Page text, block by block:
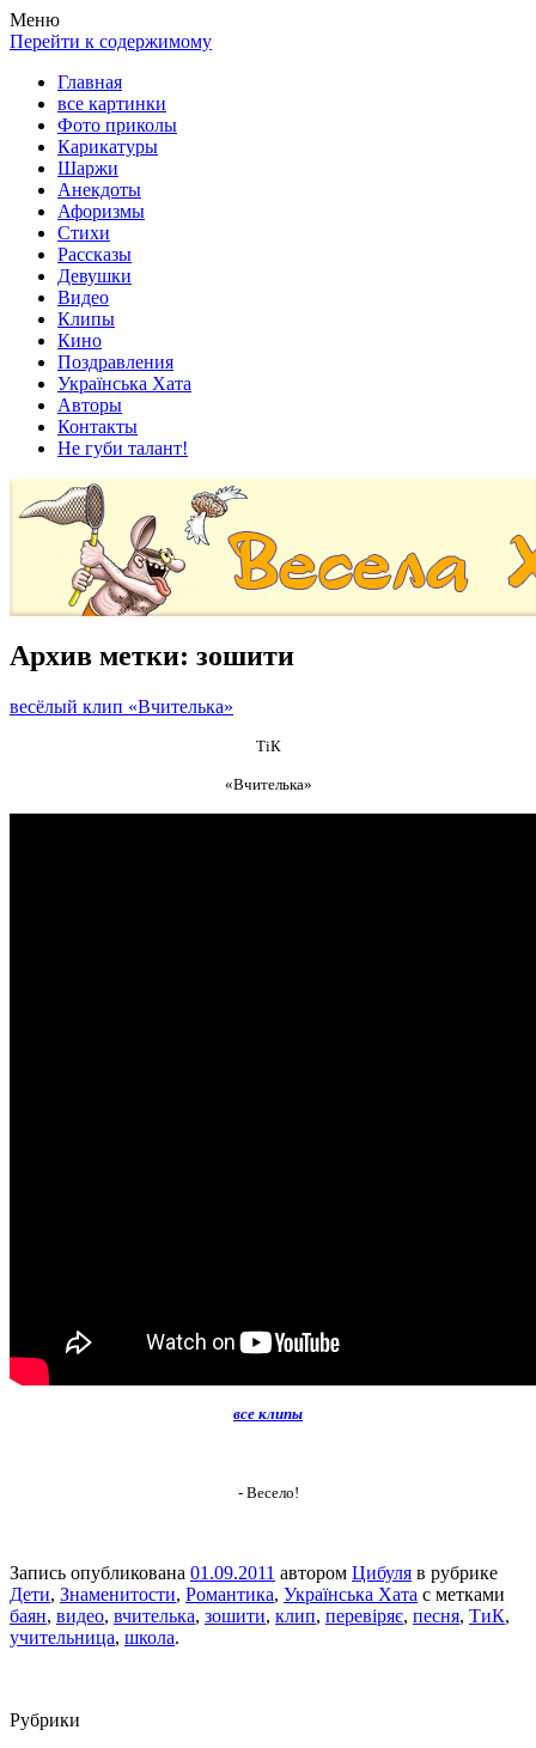
Весела хата — прикольные картинки, смешные истории,
клипы!
Покажем всем ваши фото приколы, карикатуры, шаржи, стихи,
рассказы, видео и песни!
Меню
Перейти к содержимому
Главная
все картинки
Фото приколы
Карикатуры
Шаржи
Анекдоты
Афоризмы
Стихи
Рассказы
Девушки
Видео
Клипы
Кино
Поздравления
Українська Хата
Авторы
Контакты
Не губи талант!
Архив метки: зошити
весёлый клип «Вчителька»
ТіК
«Вчителька»
все клипы
- Весело!
Запись опубликована 01.09.2011 автором Цибуля в рубрике
Дети, Знаменитости, Романтика, Українська Хата с метками
баян, видео, вчителька, зошити, клип, перевіряє, песня, ТиК,
учительница, школа.
Рубрики